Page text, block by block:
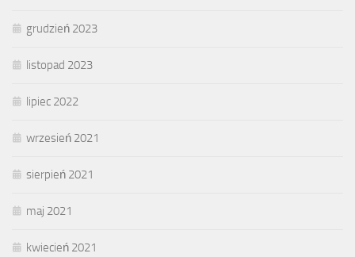
grudzień 2023
listopad 2023
lipiec 2022
wrzesień 2021
sierpień 2021
maj 2021
kwiecień 2021